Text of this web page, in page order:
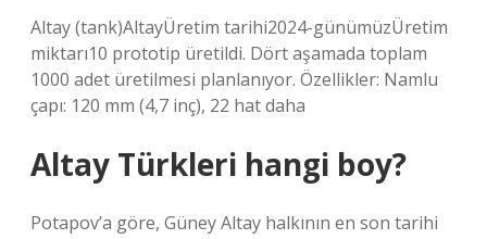
Altay (tank)AltayÜretim tarihi2024-günümüzÜretim
miktarı10 prototip üretildi. Dört aşamada toplam
1000 adet üretilmesi planlanıyor. Özellikler: Namlu
çapı: 120 mm (4,7 inç), 22 hat daha
Altay Türkleri hangi boy?
Potapov’a göre, Güney Altay halkının en son tarihi